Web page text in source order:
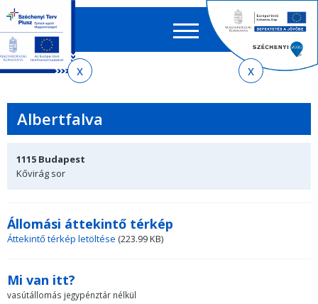
menetrendkeresőhöz
almenühöz
tartalomra
oldaltérképre
EN HU
űrlap
Albertfalva
1115 Budapest
Kővirág sor
Állomási áttekintő térkép
Áttekintő térkép letöltése (223.99 KB)
Mi van itt?
vasútállomás jegypénztár nélkül